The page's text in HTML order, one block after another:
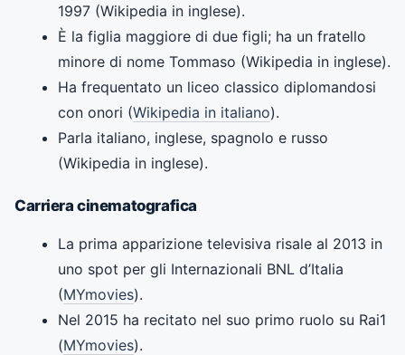
1997 (Wikipedia in inglese).
È la figlia maggiore di due figli; ha un fratello
minore di nome Tommaso (Wikipedia in inglese).
Ha frequentato un liceo classico diplomandosi
con onori (Wikipedia in italiano).
Parla italiano, inglese, spagnolo e russo
(Wikipedia in inglese).
Carriera cinematografica
La prima apparizione televisiva risale al 2013 in
uno spot per gli Internazionali BNL d’Italia
(MYmovies).
Nel 2015 ha recitato nel suo primo ruolo su Rai1
(MYmovies).